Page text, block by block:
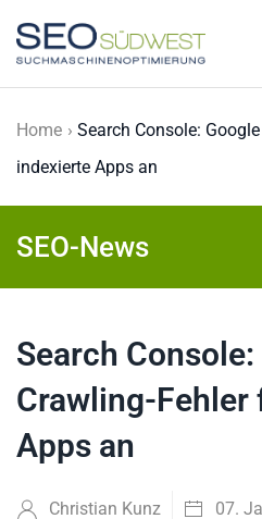
Skip to main content
Home
Search Console:
indexierte Apps an
SEO-News
Search
Crawling-
Apps an
Christian Kunz 07.